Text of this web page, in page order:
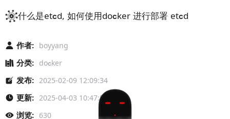
什么是etcd, 如何使用docker 进行部署 etcd
作者:
boyyang
分类:
docker
发布:
2025-02-09 12:09:34
更新:
2025-04-03 10:47:54
浏览:
630